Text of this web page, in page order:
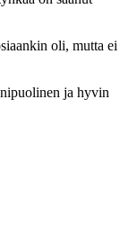
oli, mutta ei
ja hyvin